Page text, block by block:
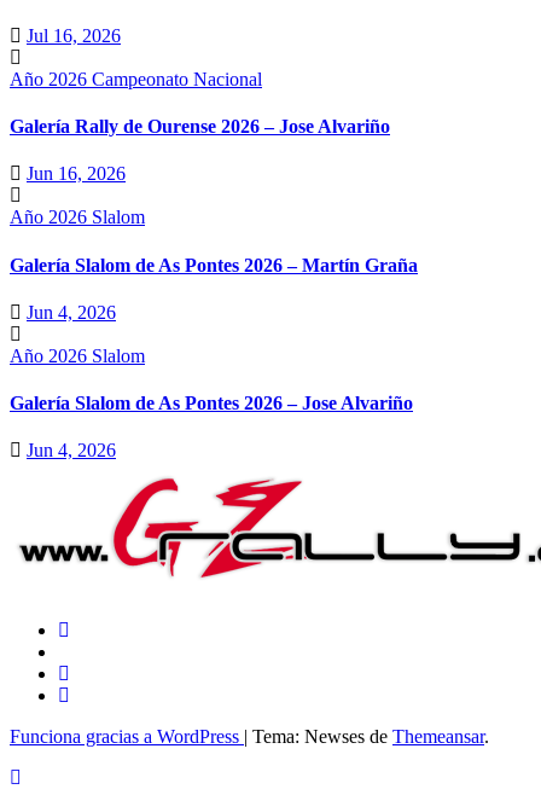
Jul 16, 2026
Año 2026 Campeonato Nacional
Galería Rally de Ourense 2026 – Jose Alvariño
Jun 16, 2026
Año 2026 Slalom
Galería Slalom de As Pontes 2026 – Martín Graña
Jun 4, 2026
Año 2026 Slalom
Galería Slalom de As Pontes 2026 – Jose Alvariño
Jun 4, 2026
Funciona gracias a WordPress Tema: Newses de Themeansar.